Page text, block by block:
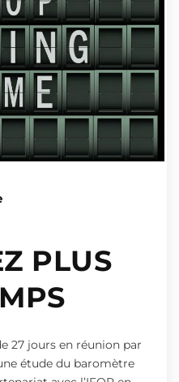
PLUS
27 jours en réunion par
étude du baromètre